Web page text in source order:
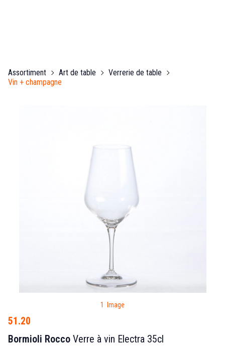
Assortiment Art de table
Verrerie de table
Vin + champagne
1 Image
51.20
Bormioli Rocco Verre à vin Electra 35cl